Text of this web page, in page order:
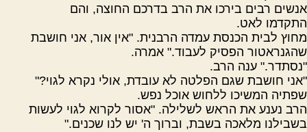
אנשים רבים בירכו את הרב בדרכם החוצה, והם
התקדמו לאט.
מחוץ לבית הכנסת עמדה הרבנית. "אין אור, אני חושבת
שהגנראטור הפסיק לעבוד." אמרה.
"נסתדר." ענה הרב.
"אני חושבת שגם הפלטה לא עובדת, אולי נקרא לגוי?"
שפתיה המשיכו ללחוש אוכל נפש.
הרב נענע את הראש לשלילה. "אסור לקרוא לגוי לעשות
בשבילנו מלאכה בשבת, וברוך ה' יש לנו שכנים."